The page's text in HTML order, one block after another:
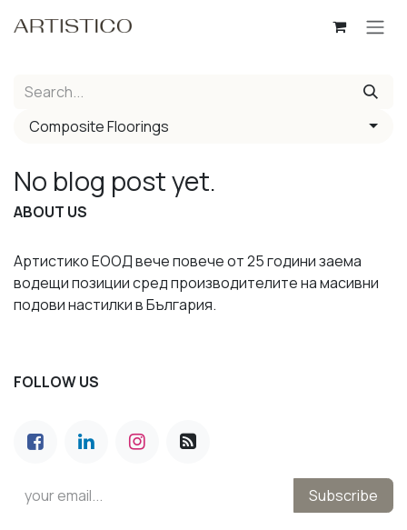
Composite Floorings
No blog post yet.
ABOUT US
Артистико ЕООД вече повече от 25 години заема
водещи позиции сред производителите на масивни
подови настилки в България.
FOLLOW US
Subscribe